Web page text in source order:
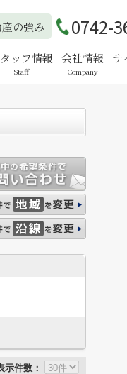
の強み 0742-
ッフ情報
Staff
会社情報
Company
サ
示件数：